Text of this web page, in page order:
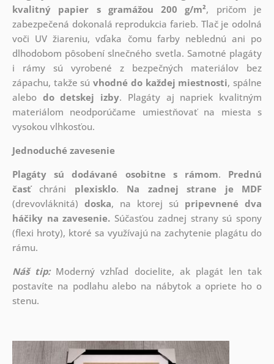
kvalitný papier s gramážou 200 g/m², pričom je
zabezpečená dokonalá reprodukcia farieb. Tlač je odolná
voči UV žiareniu, vďaka čomu farby neblednú ani po
dlhodobom pôsobení slnečného svetla. Samotné plagáty
i rámy sú vyrobené z bezpečných materiálov bez
zápachu, takže súvhodné do každej miestnosti, spálne
alebo do detskej izby. Plagáty aj napriek kvalitným
materiálom neodporúčame umiestňovať na miesta s
vysokou vlhkosťou.
Jednoduché zavesenie
Plagáty sú dodávané osobitne s rámom. Prednú
časťchráni plexisklo. Na zadnej strane je
MDF
(drevovláknitá) doska, na ktorej sú pripevnené dva
háčiky na zavesenie.Súčasťou zadnej strany sú spony
(flexi hroty), ktoré sa využívajú na zachytenie plagátu do
rámu.
Náš tip: Moderný vzhľad docielite, ak plagát len tak
postavíte na podlahu alebo na nábytok a opriete ho o
stenu.